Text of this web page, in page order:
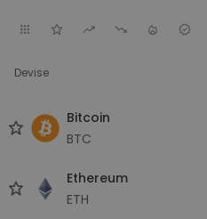
Devise
Bitcoin
BTC
Ethereum
ETH